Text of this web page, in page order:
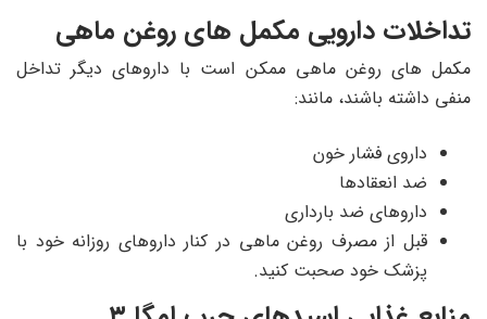
تداخلات دارویی مکمل های روغن ماهی
مکمل های روغن ماهی ممکن است با داروهای دیگر تداخل
منفی داشته باشند، مانند:
داروی فشار خون
ضد انعقادها
داروهای ضد بارداری
قبل از مصرف روغن ماهی در کنار داروهای روزانه خود با
پزشک خود صحبت کنید.